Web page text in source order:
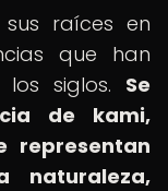
raíces en
que han
siglos. Se
de kami,
representan
naturaleza,